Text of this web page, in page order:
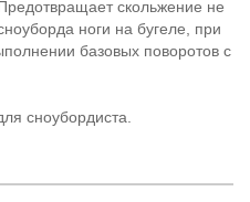
скольжение не
ноги на бугеле, при
базовых поворотов с
сноубордиста.